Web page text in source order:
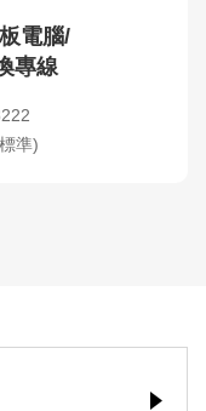
電腦/
專線
準)